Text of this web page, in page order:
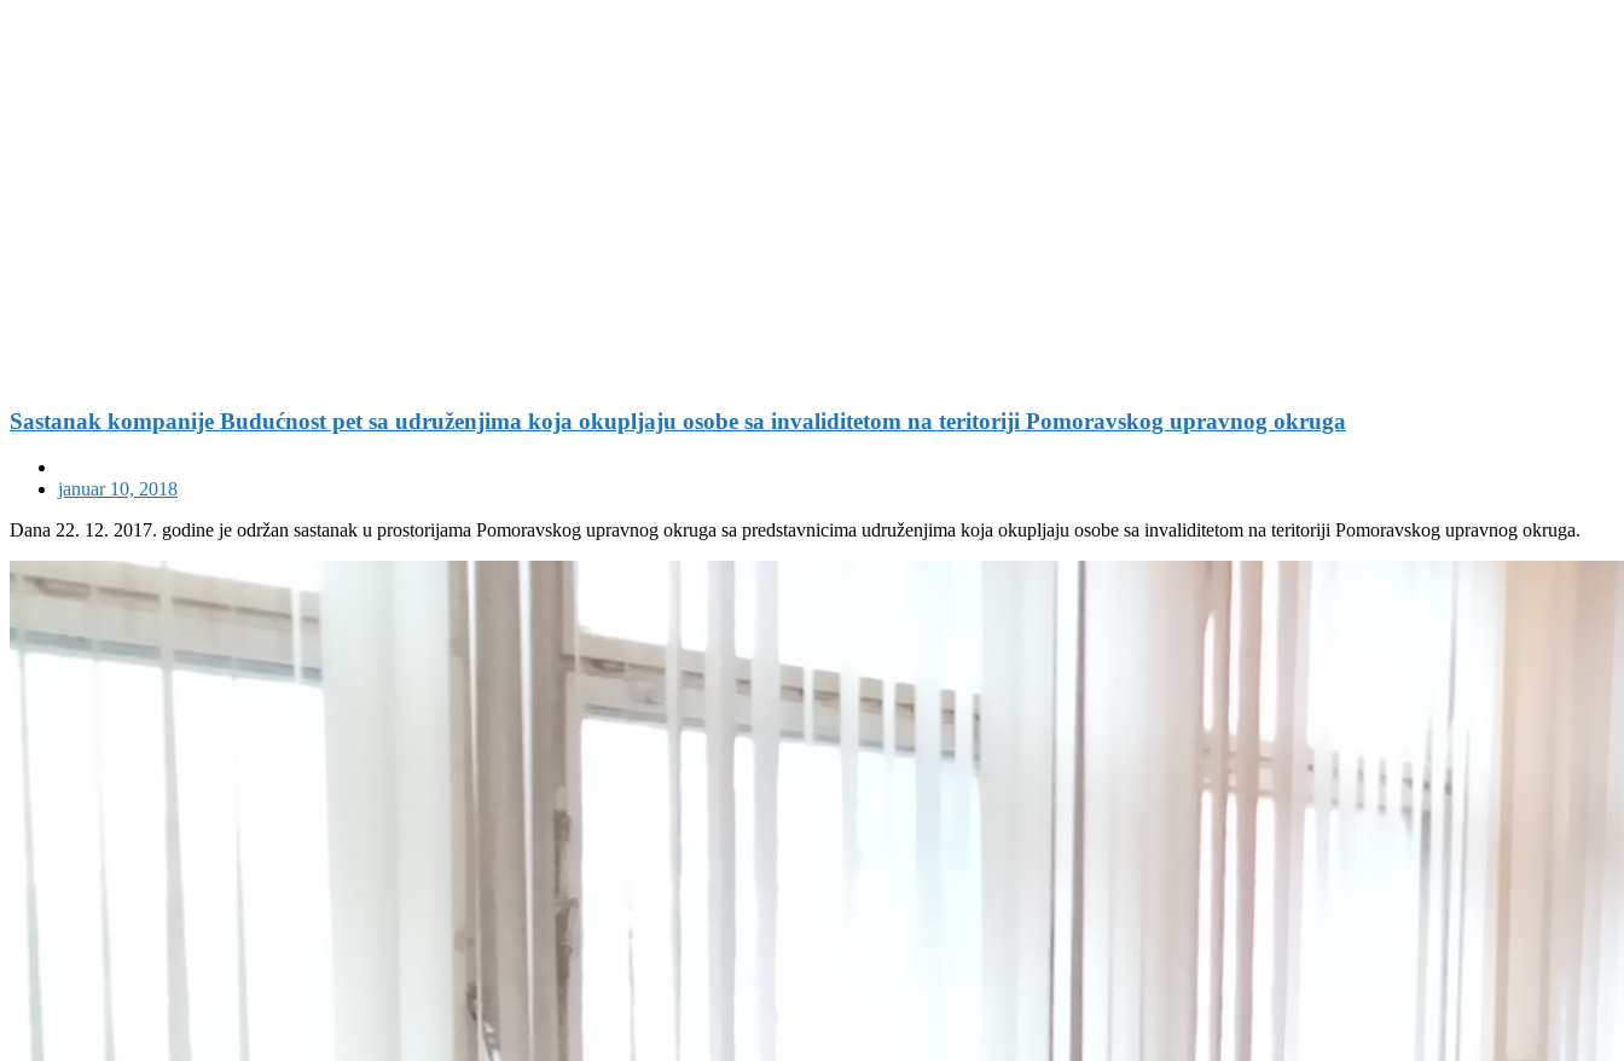
Sastanak kompanije Budućnost pet sa udruženjima koja okupljaju osobe sa invaliditetom na teritoriji Pomoravskog upravnog okruga
januar 10, 2018
Dana 22. 12. 2017. godine je održan sastanak u prostorijama Pomoravskog upravnog okruga sa predstavnicima udruženjima koja okupljaju osobe sa invaliditetom na teritoriji Pomoravskog upravnog okruga.